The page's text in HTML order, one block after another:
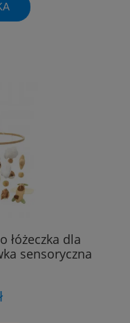
łóżeczka dla
sensoryczna